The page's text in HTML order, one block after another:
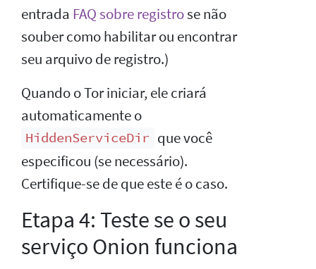
entrada FAQ sobre registrose não
souber como habilitar ou encontrar
seu arquivo de registro.)
Quando o Tor iniciar, ele criará
automaticamente o
HiddenServiceDir que você
especificou (se necessário).
Certifique-se de que este é o caso.
Etapa 4: Teste se o seu
serviço Onion funciona